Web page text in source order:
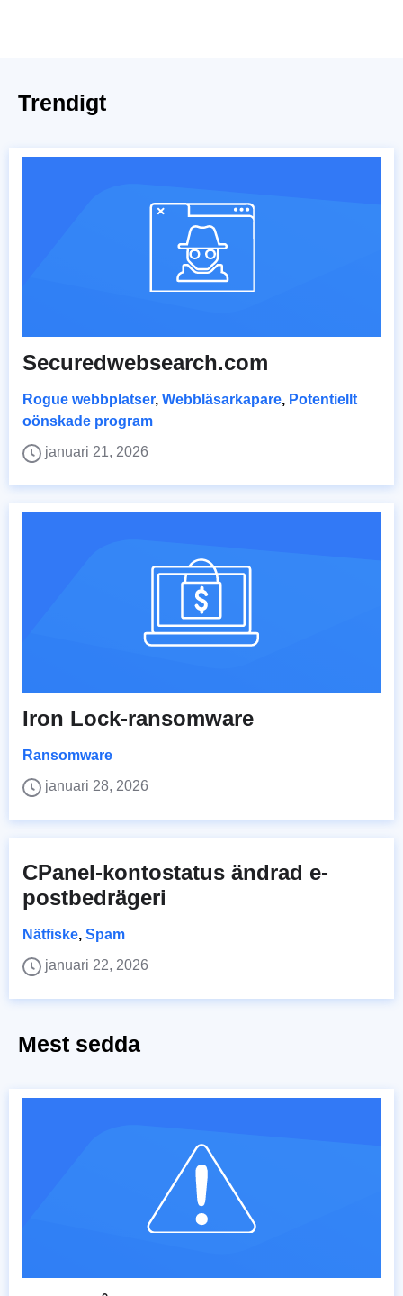
Trendigt
Securedwebsearch.com
Rogue webbplatser, Webbläsarkapare, Potentiellt
oönskade program
januari 21, 2026
Iron Lock-ransomware
Ransomware
januari 28, 2026
CPanel-kontostatus ändrad e-
postbedrägeri
Nätfiske, Spam
januari 22, 2026
Mest sedda